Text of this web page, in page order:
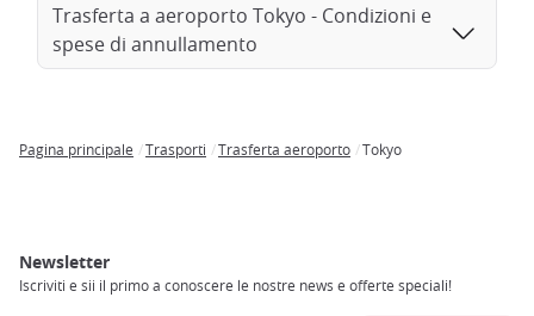
Trasferta a aeroporto Tokyo - Condizioni e
spese di annullamento
Pagina principale Trasporti Trasferta aeroporto Tokyo
Newsletter
Iscriviti e sii il primo a conoscere le nostre news e offerte speciali!